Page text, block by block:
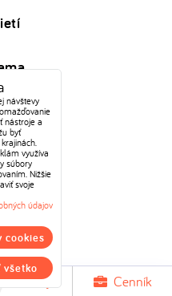
shop)
všetky Cenník
návštevy
nástroje a
byť
využíva
súbory
Nižšie
svoje
údajov
cookies